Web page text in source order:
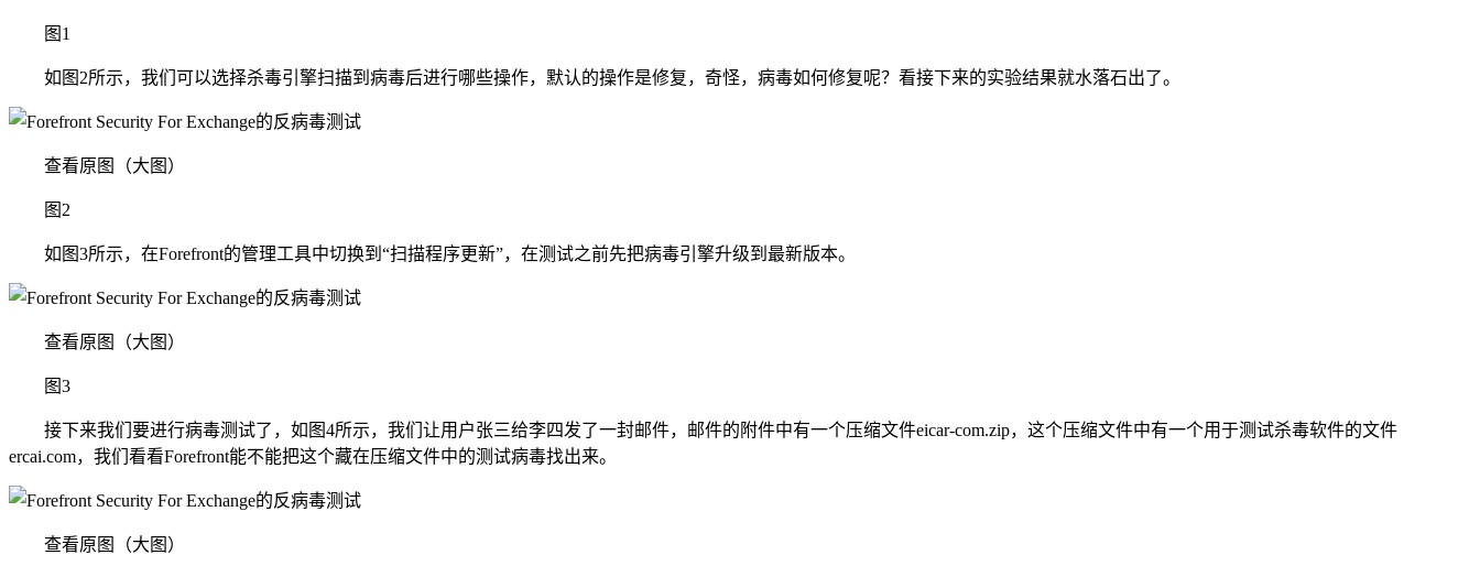
图1
如图2所示，我们可以选择杀毒引擎扫描到病毒后进行哪些操作，默认的操作是修复，奇怪，病毒如何修复呢？看接下来的实验结果就水落石出了。
查看原图（大图）
图2
如图3所示，在Forefront的管理工具中切换到“扫描程序更新”，在测试之前先把病毒引擎升级到最新版本。
查看原图（大图）
图3
接下来我们要进行病毒测试了，如图4所示，我们让用户张三给李四发了一封邮件，邮件的附件中有一个压缩文件eicar-com.zip，这个压缩文件中有一个用于测试杀毒软件的文件
ercai.com，我们看看Forefront能不能把这个藏在压缩文件中的测试病毒找出来。
查看原图（大图）